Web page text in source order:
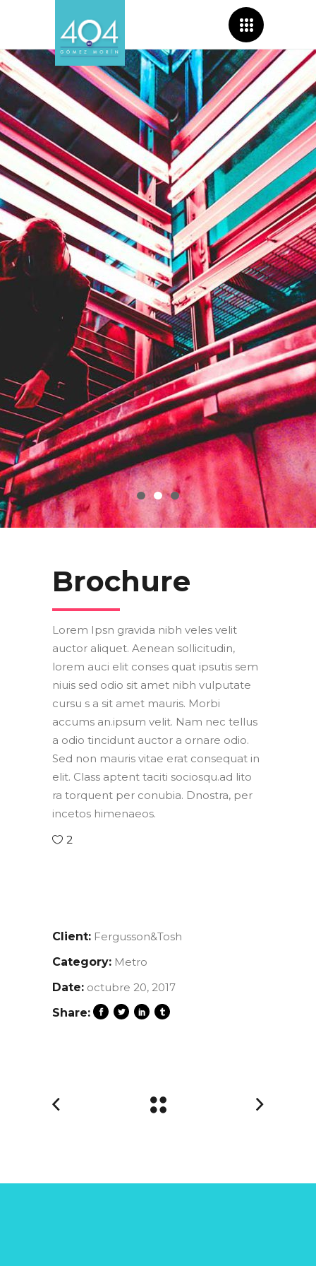
Brochure
Lorem Ipsn gravida nibh veles velit
auctor aliquet. Aenean sollicitudin,
lorem auci elit conses quat ipsutis sem
niuis sed odio sit amet nibh vulputate
cursu s a sit amet mauris. Morbi
accums an.ipsum velit. Nam nec tellus
a odio tincidunt auctor a ornare odio.
Sed non mauris vitae erat consequat in
elit. Class aptent taciti sociosqu.ad lito
ra torquent per conubia. Dnostra, per
incetos himenaeos.
2
Client: Fergusson&Tosh
Category: Metro
Date: octubre 20, 2017
Share: